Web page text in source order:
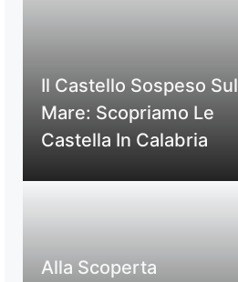
Il Castello Sospeso Sul
Mare: Scopriamo Le
Castella In Calabria
Alla Scoperta